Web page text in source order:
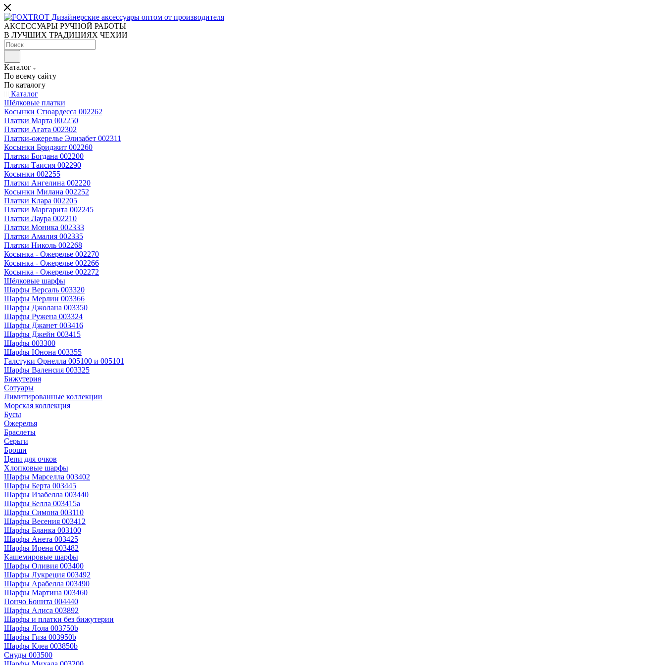
АКСЕССУАРЫ РУЧНОЙ РАБОТЫ
В ЛУЧШИХ ТРАДИЦИЯХ ЧЕХИИ
Каталог
По всему сайту
По каталогу
Каталог
Шёлковые платки
Косынки Стюардесса 002262
Платки Марта 002250
Платки Агата 002302
Платки-ожерелье Элизабет 002311
Косынки Бриджит 002260
Платки Богдана 002200
Платки Таисия 002290
Косынки 002255
Платки Ангелина 002220
Косынки Милана 002252
Платки Клара 002205
Платки Маргарита 002245
Платки Лаура 002210
Платки Моника 002333
Платки Амалия 002335
Платки Николь 002268
Косынка - Ожерелье 002270
Косынка - Ожерелье 002266
Косынка - Ожерелье 002272
Шёлковые шарфы
Шарфы Версаль 003320
Шарфы Мерлин 003366
Шарфы Джолана 003350
Шарфы Ружена 003324
Шарфы Джанет 003416
Шарфы Джейн 003415
Шарфы 003300
Шарфы Юнона 003355
Галстуки Орнелла 005100 и 005101
Шарфы Валенсия 003325
Бижутерия
Сотуары
Лимитированные коллекции
Морская коллекция
Бусы
Ожерелья
Браслеты
Серьги
Броши
Цепи для очков
Хлопковые шарфы
Шарфы Марселла 003402
Шарфы Берта 003445
Шарфы Изабелла 003440
Шарфы Белла 003415a
Шарфы Симона 003110
Шарфы Весения 003412
Шарфы Бланка 003100
Шарфы Анета 003425
Шарфы Ирена 003482
Кашемировые шарфы
Шарфы Оливия 003400
Шарфы Лукреция 003492
Шарфы Арабелла 003490
Шарфы Мартина 003460
Пончо Бонита 004440
Шарфы Алиса 003892
Шарфы и платки без бижутерии
Шарфы Лола 003750b
Шарфы Гиза 003950b
Шарфы Клеа 003850b
Снуды 003500